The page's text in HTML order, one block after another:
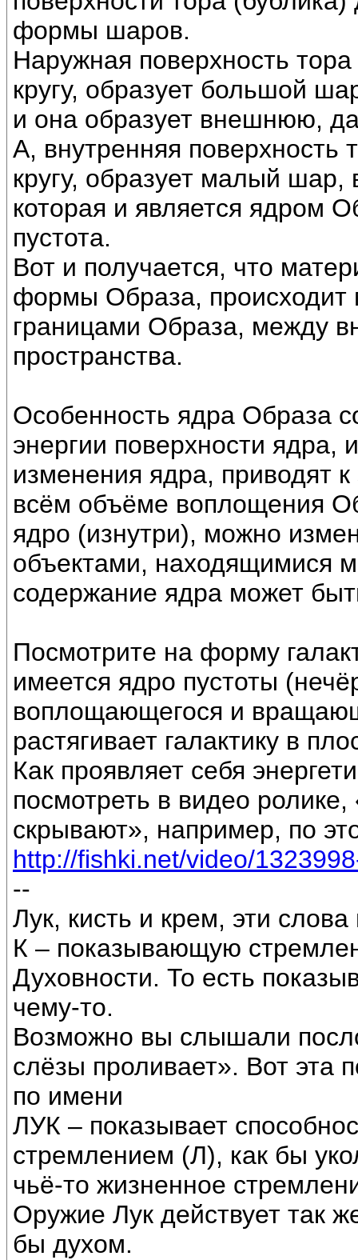
формы шаров.
Наружная поверхность
кругу, образует большой
и она образует внешнюю,
А, внутренняя поверхность
кругу, образует малый
которая и является ядром
пустота.
Вот и получается, что
формы Образа, происходит
границами Образа, между
пространства.
Особенность ядра Образа
энергии поверхности ядра,
изменения ядра, приводят
всём объёме воплощения
ядро (изнутри), можно
объектами, находящимися
содержание ядра может
Посмотрите на форму
имеется ядро пустоты
воплощающегося и
растягивает галактику в
Как проявляет себя
посмотреть в видео
скрывают», например, по
http://fishki.net/video/
--
Лук, кисть и крем, эти
К – показывающую
Духовности. То есть
чему-то.
Возможно вы слышали
слёзы проливает». Вот эта
по имени
ЛУК – показывает
стремлением (Л), как бы
чьё-то жизненное
Оружие Лук действует так
бы духом.